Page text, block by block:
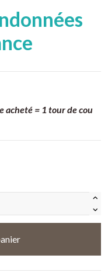
acheté = 1 tour de cou